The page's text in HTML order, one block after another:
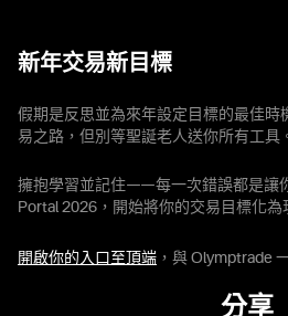
新年交易新目標
假期是反思並為來年設定目標的最佳時
易之路，但別等聖誕老人送你所有工具
擁抱學習並記住——每一次錯誤都是讓
Portal 2026，開始將你的交易目標化為
開啟你的入口至頂端 ，與 Olymptrade
分享